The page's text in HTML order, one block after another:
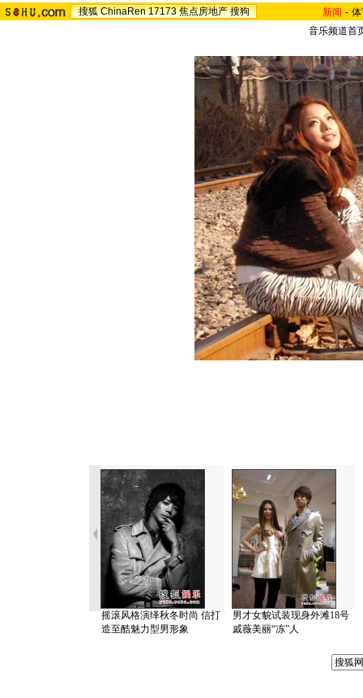
搜狐 ChinaRen 17173 焦点房地产 搜狗 新闻 -
音乐频道首
摇滚风格演绎秋冬时尚 信打
造至酷魅力型男形象
男才女貌试装现身外滩18号
戚薇美丽“冻”人